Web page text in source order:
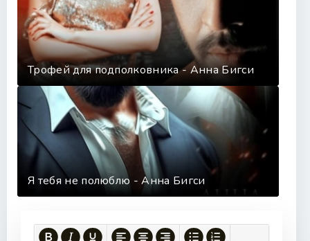
Трофей для подполковника - Анна Бигси
Я тебя не полюблю - Анна Бигси